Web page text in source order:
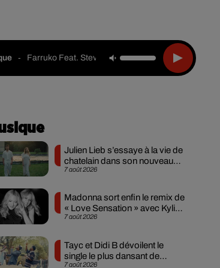
- Farruko Feat. Steve Aoki & Greecy
7 août 2026
Julien Lieb s’essaye à la vie de
chatelain dans son nouveau
clip
7 août 2026
Madonna sort enfin le remix de
« Love Sensation » avec Kylie
Minogue
7 août 2026
Tayc et Didi B dévoilent le
single le plus dansant de